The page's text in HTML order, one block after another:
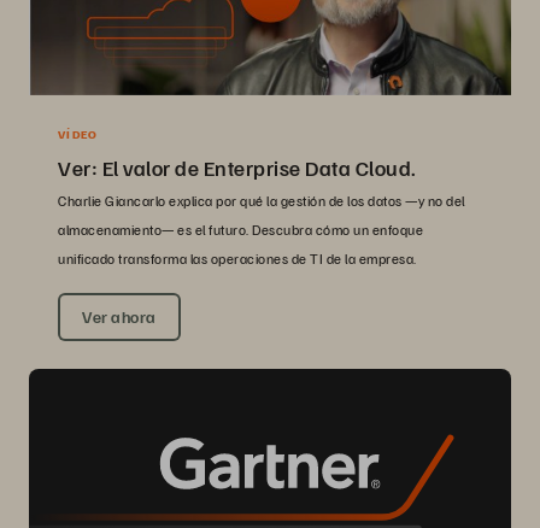
VÍDEO
Ver: El valor de Enterprise Data Cloud.
Charlie Giancarlo explica por qué la gestión de los datos —y no del
almacenamiento— es el futuro. Descubra cómo un enfoque
unificado transforma las operaciones de TI de la empresa.
Ver ahora